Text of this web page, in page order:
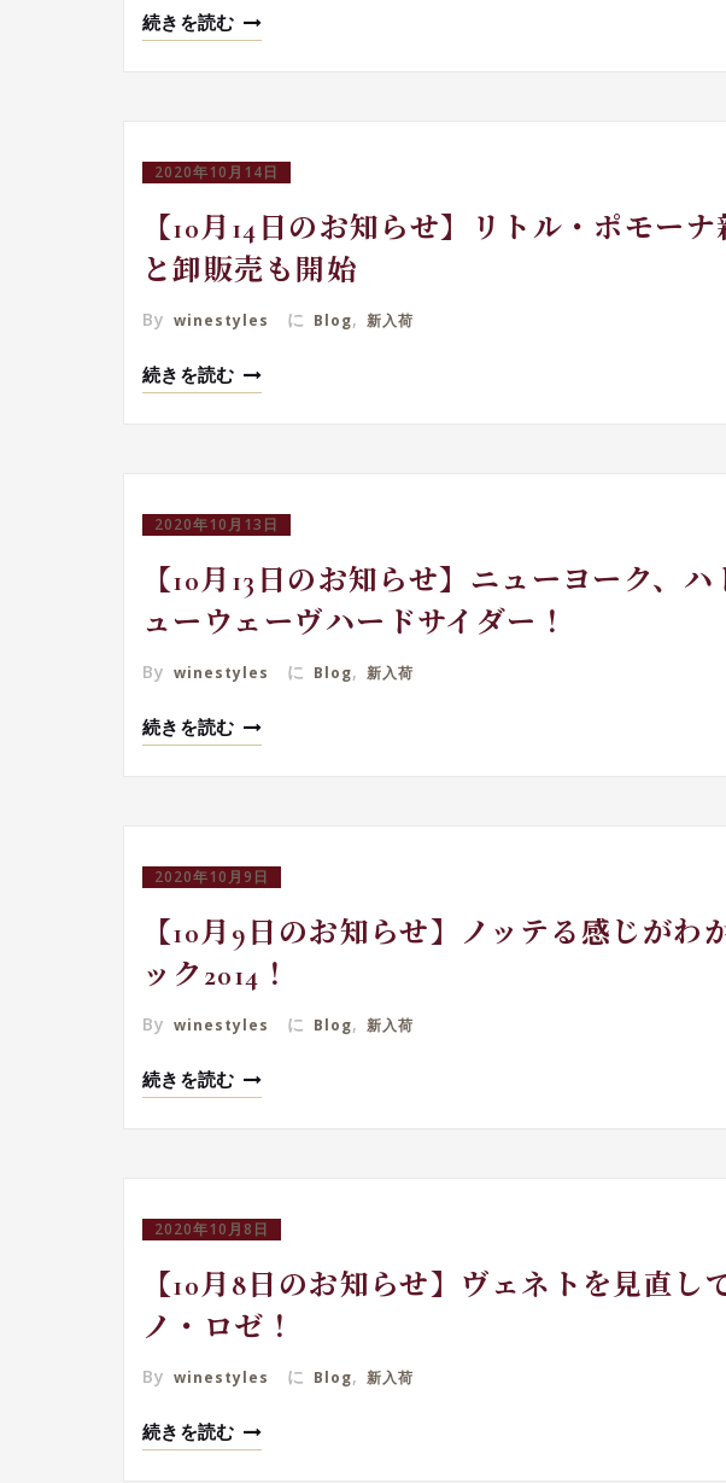
続きを読む
2020年10月14日
【10月14日のお知らせ】リトル・ポモー
と卸販売も開始
By winestyles に Blog, 新入荷
続きを読む
2020年10月13日
【10月13日のお知らせ】ニューヨーク、
ューウェーヴハードサイダー！
By winestyles に Blog, 新入荷
続きを読む
2020年10月9日
【10月9日のお知らせ】ノッテる感じがわ
ック2014！
By winestyles に Blog, 新入荷
続きを読む
2020年10月8日
【10月8日のお知らせ】ヴェネトを見直し
ノ・ロゼ！
By winestyles に Blog, 新入荷
続きを読む